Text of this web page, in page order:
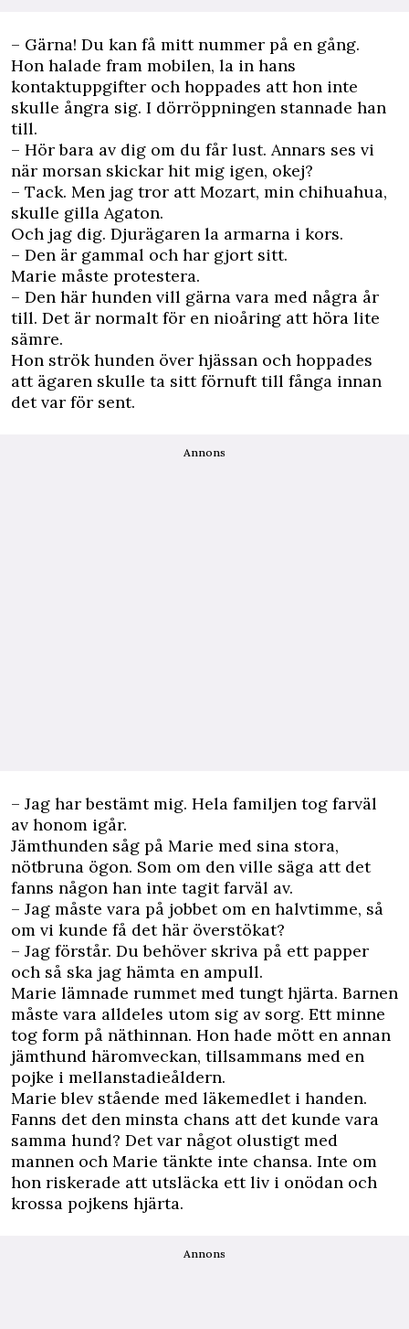
– Gärna! Du kan få mitt nummer på en gång.
Hon halade fram mobilen, la in hans
kontaktuppgifter och hoppades att hon inte
skulle ångra sig. I dörröppningen stannade han
till.
– Hör bara av dig om du får lust. Annars ses vi
när morsan skickar hit mig igen, okej?
– Tack. Men jag tror att Mozart, min chihuahua,
skulle gilla Agaton.
Och jag dig. Djurägaren la armarna i kors.
– Den är gammal och har gjort sitt.
Marie måste protestera.
– Den här hunden vill gärna vara med några år
till. Det är normalt för en nioåring att höra lite
sämre.
Hon strök hunden över hjässan och hoppades
att ägaren skulle ta sitt förnuft till fånga innan
det var för sent.
Annons
– Jag har bestämt mig. Hela familjen tog farväl
av honom igår.
Jämthunden såg på Marie med sina stora,
nötbruna ögon. Som om den ville säga att det
fanns någon han inte tagit farväl av.
– Jag måste vara på jobbet om en halvtimme, så
om vi kunde få det här överstökat?
– Jag förstår. Du behöver skriva på ett papper
och så ska jag hämta en ampull.
Marie lämnade rummet med tungt hjärta. Barnen
måste vara alldeles utom sig av sorg. Ett minne
tog form på näthinnan. Hon hade mött en annan
jämthund häromveckan, tillsammans med en
pojke i mellanstadieåldern.
Marie blev stående med läkemedlet i handen.
Fanns det den minsta chans att det kunde vara
samma hund? Det var något olustigt med
mannen och Marie tänkte inte chansa. Inte om
hon riskerade att utsläcka ett liv i onödan och
krossa pojkens hjärta.
Annons